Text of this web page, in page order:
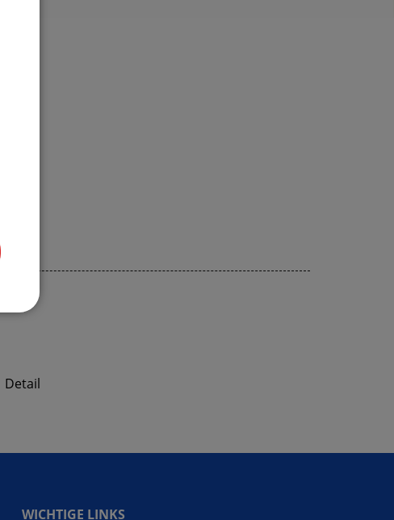
Detail
WICHTIGE LINKS